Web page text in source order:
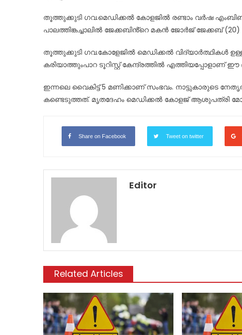
തൂത്തുക്കുടി ഗവ.മെഡിക്കൽ കോളജിൽ രണ്ടാം വർഷ
പാലത്തിങ്കച്ചാലിൽ ജേക്കബിൻ്റെ മകൻ ജോർജ് ജേക്കബ്
തൂത്തുക്കുടി ഗവ.കോളേജിൽ മെഡിക്കൽ വിദ്യാർത്ഥികൾ
കരിയാത്തുംപാറ ടൂറിസ്റ്റ് കേന്ദ്രത്തിൽ എത്തിയപ്പോളാണ്
ഇന്നലെ വൈകിട്ട് 5 മണിക്കാണ് സംഭവം. നാട്ടുകാരുടെ
കണ്ടെടുത്തത്. മൃതദേഹം മെഡിക്കൽ കോളജ് ആശുപത്രി
Share on Facebook Tweet on twitter
Editor
Related Articles